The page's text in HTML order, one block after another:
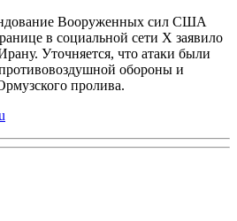
Вооруженных сил США
в социальной сети X заявило
Уточняется, что атаки были
обороны и
пролива.